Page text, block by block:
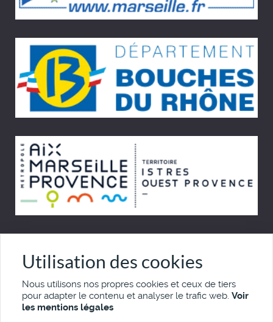
© Cinémémoire.net 1997 - 2026
Site développé par Pierre Goulaouic
Mentions légales Nous contacter
Utilisation des cookies
Nous utilisons nos propres cookies et ceux de tiers
pour adapter le contenu et analyser le trafic web. Voir
les mentions légales